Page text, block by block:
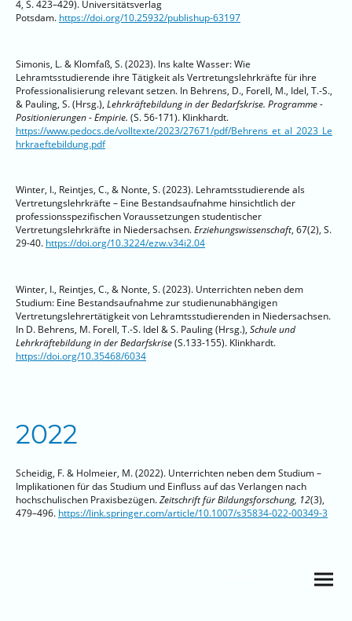
4, S. 423–429). Universitätsverlag
Potsdam. https://doi.org/10.25932/publishup-63197
Simonis, L. & Klomfaß, S. (2023). Ins kalte Wasser: Wie
Lehramtsstudierende ihre Tätigkeit als Vertretungslehrkräfte für ihre
Professionalisierung relevant setzen. In Behrens, D., Forell, M., Idel, T.-S.,
& Pauling, S. (Hrsg.), Lehrkräftebildung in der Bedarfskrise. Programme -
Positionierungen - Empirie. (S. 56-171). Klinkhardt.
https://www.pedocs.de/volltexte/2023/27671/pdf/Behrens_et_al_2023_Le
hrkraeftebildung.pdf
Winter, I., Reintjes, C., & Nonte, S. (2023). Lehramtsstudierende als
Vertretungslehrkräfte – Eine Bestandsaufnahme hinsichtlich der
professionsspezifischen Voraussetzungen studentischer
Vertretungslehrkräfte in Niedersachsen.Erziehungswissenschaft, 67(2), S.
29-40. https://doi.org/10.3224/ezw.v34i2.04
Winter, I., Reintjes, C., & Nonte, S. (2023). Unterrichten neben dem
Studium: Eine Bestandsaufnahme zur studienunabhängigen
Vertretungslehrertätigkeit von Lehramtsstudierenden in Niedersachsen.
In D. Behrens, M. Forell, T.-S. Idel & S. Pauling (Hrsg.), Schule und
Lehrkräftebildung in der Bedarfskrise(S.133-155). Klinkhardt.
https://doi.org/10.35468/6034
2022
Scheidig, F. & Holmeier, M. (2022). Unterrichten neben dem Studium –
Implikationen für das Studium und Einfluss auf das Verlangen nach
hochschulischen Praxisbezügen.Zeitschrift für Bildungsforschung, 12(3),
479–496. https://link.springer.com/article/10.1007/s35834-022-00349-3